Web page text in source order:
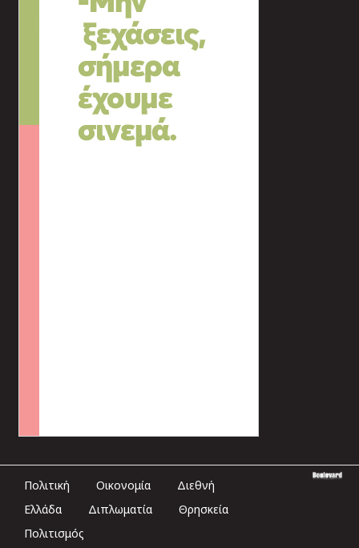
Πολιτική Οικονομία
Διεθνή
Ελλάδα
Διπλωματία
Θρησκεία
Πολιτισμός